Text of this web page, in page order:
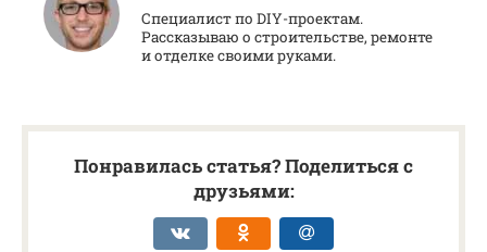
Специалист по DIY-проектам.
Рассказываю о строительстве, ремонте
и отделке своими руками.
Понравилась статья? Поделиться с
друзьями: